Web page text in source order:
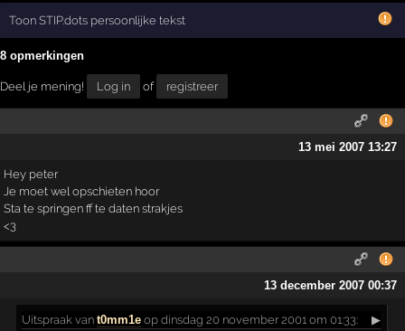
Toon STIP.dots persoonlijke tekst
8 opmerkingen
Deel je mening! Log in of registreer
13 mei 2007 13:27
Hey peter
Je moet wel opschieten hoor
Sta te springen ff te daten strakjes
<3
13 december 2007 00:37
Uitspraak vant0mm1e op dinsdag 20 november 2001 om 01:33:
▶